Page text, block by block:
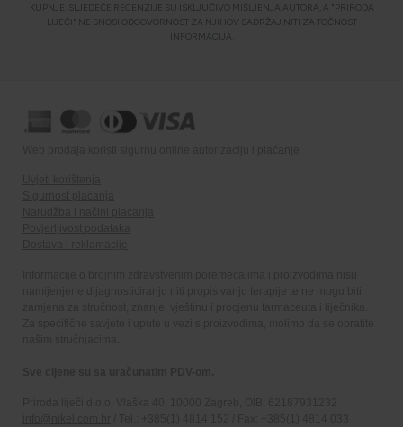
KUPNJE. SLJEDEĆE RECENZIJE SU ISKLJUČIVO MIŠLJENJA AUTORA, A "PRIRODA
LIJEĆI" NE SNOSI ODGOVORNOST ZA NJIHOV SADRŽAJ NITI ZA TOČNOST
INFORMACIJA.